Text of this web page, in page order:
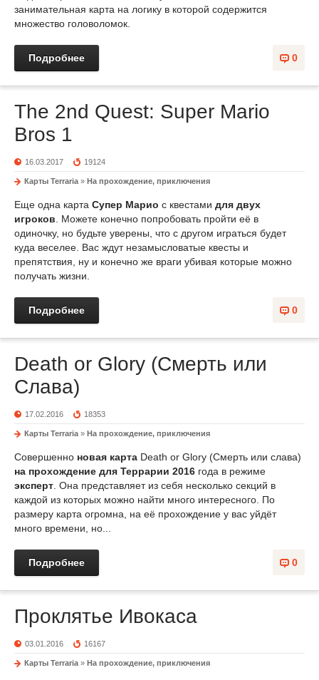
занимательная карта на логику в которой содержится
множество головоломок.
0
Подробнее
The 2nd Quest: Super Mario
Bros 1
16.03.2017 19124
Карты Terraria » На прохождение, приключения
Еще одна карта Супер Марио с квестами для двух
игроков . Можете конечно попробовать пройти её в
одиночку, но будьте уверены, что с другом играться будет
куда веселее. Вас ждут незамысловатые квесты и
препятствия, ну и конечно же враги убивая которые можно
получать жизни.
0
Подробнее
Death or Glory (Смерть или
Слава)
17.02.2016 18353
Карты Terraria » На прохождение, приключения
Совершенно новая карта Death or Glory (Смерть или слава)
на прохождение для Террарии 2016 года в режиме
эксперт . Она представляет из себя несколько секций в
каждой из которых можно найти много интересного. По
размеру карта огромна, на её прохождение у вас уйдёт
много времени, но...
0
Подробнее
Проклятье Ивокаса
03.01.2016 16167
Карты Terraria » На прохождение, приключения